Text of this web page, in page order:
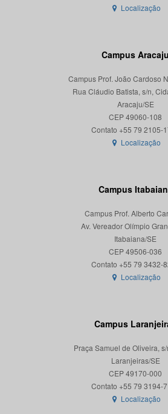
Localização
Campus Aracaju
Campus Prof. João Cardoso
Rua Cláudio Batista, s/n,
Aracaju/SE
CEP 49060-108
Localização
Campus
Campus Prof. Alberto
Av. Vereador Olímpio
Itabaiana/SE
CEP 49506-036
Localização
Campus
Praça Samuel de Oliveira,
Laranjeiras/SE
CEP 49170-000
Localização